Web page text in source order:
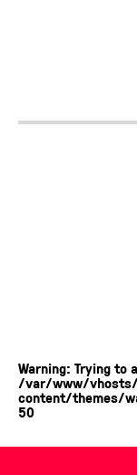
Warning: Trying to
/var/www/
content/themes/
50